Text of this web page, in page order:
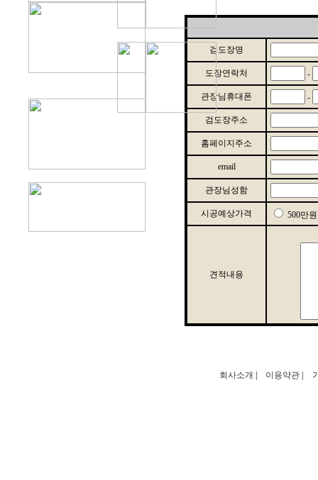
검도장명
도장연락처 -
관장님휴대폰 -
검도장주소
홈페이지주소
email
관장님성함
시공예상가격 500만
견적내용
회사소개 이용약관